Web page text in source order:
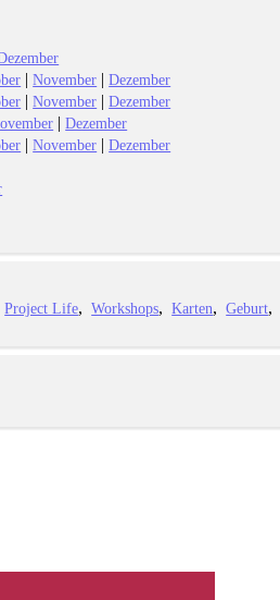
|November |Dezember
|November |Dezember
|Dezember
|November |Dezember
Project Life Workshops Karten Geburt